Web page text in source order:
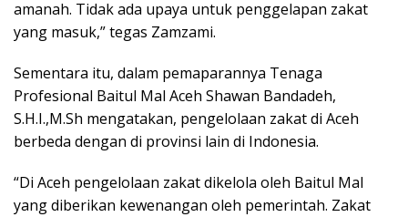
amanah. Tidak ada upaya untuk penggelapan zakat
yang masuk,” tegas Zamzami.
Sementara itu, dalam pemaparannya Tenaga
Profesional Baitul Mal Aceh Shawan Bandadeh,
S.H.I.,M.Sh mengatakan, pengelolaan zakat di Aceh
berbeda dengan di provinsi lain di Indonesia.
“Di Aceh pengelolaan zakat dikelola oleh Baitul Mal
yang diberikan kewenangan oleh pemerintah. Zakat